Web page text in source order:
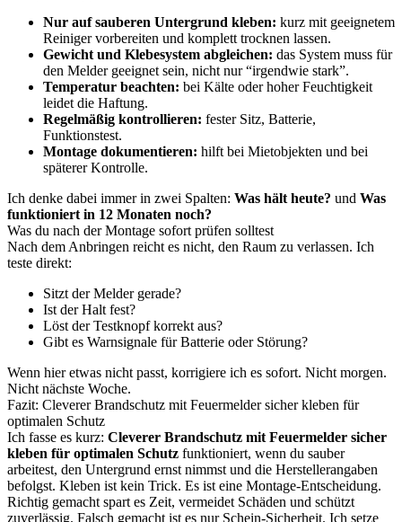
Nur auf sauberen Untergrund kleben: kurz mit geeignetem
Reiniger vorbereiten und komplett trocknen lassen.
Gewicht und Klebesystem abgleichen: das System muss für
den Melder geeignet sein, nicht nur “irgendwie stark”.
Temperatur beachten: bei Kälte oder hoher Feuchtigkeit
leidet die Haftung.
Regelmäßig kontrollieren: fester Sitz, Batterie,
Funktionstest.
Montage dokumentieren: hilft bei Mietobjekten und bei
späterer Kontrolle.
Ich denke dabei immer in zwei Spalten: Was hält heute? und Was
funktioniert in 12 Monaten noch?
Was du nach der Montage sofort prüfen solltest
Nach dem Anbringen reicht es nicht, den Raum zu verlassen. Ich
teste direkt:
Sitzt der Melder gerade?
Ist der Halt fest?
Löst der Testknopf korrekt aus?
Gibt es Warnsignale für Batterie oder Störung?
Wenn hier etwas nicht passt, korrigiere ich es sofort. Nicht morgen.
Nicht nächste Woche.
Fazit: Cleverer Brandschutz mit Feuermelder sicher kleben für
optimalen Schutz
Ich fasse es kurz: Cleverer Brandschutz mit Feuermelder sicher
kleben für optimalen Schutz funktioniert, wenn du sauber
arbeitest, den Untergrund ernst nimmst und die Herstellerangaben
befolgst. Kleben ist kein Trick. Es ist eine Montage-Entscheidung.
Richtig gemacht spart es Zeit, vermeidet Schäden und schützt
zuverlässig. Falsch gemacht ist es nur Schein-Sicherheit. Ich setze